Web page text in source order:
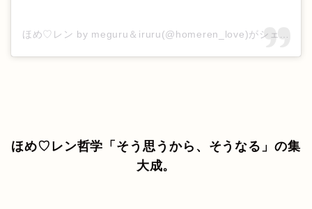
ほめ♡レン哲学「そう思うから、そうなる」の集
大成。